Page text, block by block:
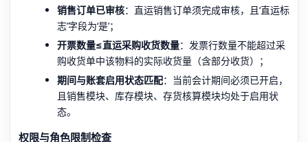
销售订单已审核：直运销售订单须完成审核，且‘直运标
志’字段为‘是’；
开票数量≤直运采购收货数量：发票行数量不能超过采
购收货单中该物料的实际收货量（含部分收货）；
期间与账套启用状态匹配：当前会计期间必须已开启，
且销售模块、库存模块、存货核算模块均处于启用状
态。
权限与角色限制检查